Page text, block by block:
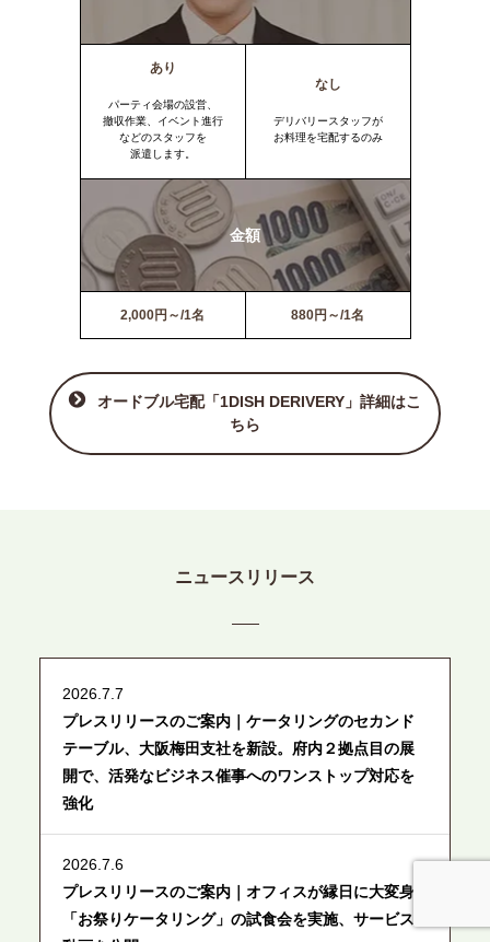
あり
パーティ会場の設営、
撤収作業、イベント進行
などのスタッフを
派遣します。
なし
デリバリースタッフが
お料理を宅配するのみ
金額
2,000円～/1名 880円～/1名
オードブル宅配「1DISH DERIVERY」詳細はこ
ちら
ニュースリリース
2026.7.7
プレスリリースのご案内｜ケータリングのセカンド
テーブル、大阪梅田支社を新設。府内２拠点目の展
開で、活発なビジネス催事へのワンストップ対応を
強化
2026.7.6
プレスリリースのご案内｜オフィスが縁日に大変身
「お祭りケータリング」の試食会を実施、サービス